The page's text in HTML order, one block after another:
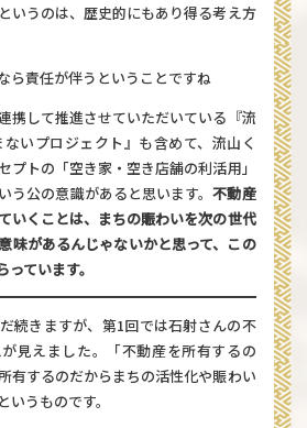
というのは、歴史的にもあり得る考え方
ら責任が伴うということですね
携して推進させていただいている 『流
いプロジェクト』 も含めて、流山く
プトの「空き家・空き店舗の利活用」
う公の意識があると思います。不動産
いくことは、まちの賑わいを次の世代
味があるんじゃないかと思って、この
ています。
続きますが、第1回では石射さんの不
見えました。「不動産を所有するの
有するのだからまちの活性化や賑わい
うものです。